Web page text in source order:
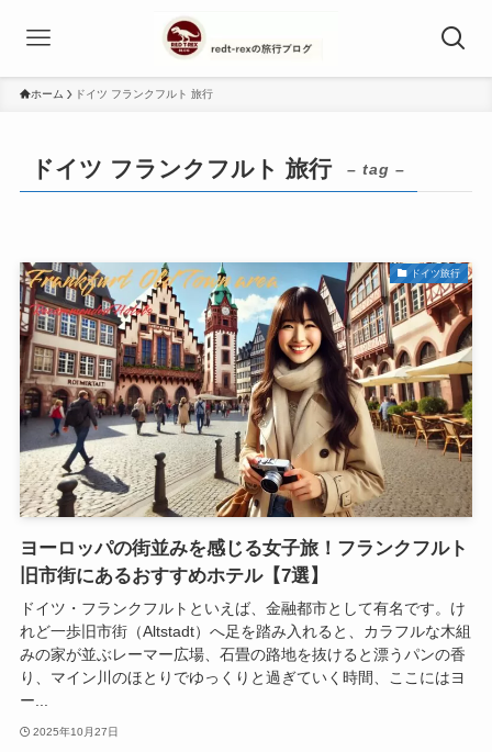
ホーム ドイツ フランクフルト 旅行
ドイツ フランクフルト 旅行 – tag –
ドイツ旅行
ヨーロッパの街並みを感じる女子旅！フランクフルト
旧市街にあるおすすめホテル【7選】
ドイツ・フランクフルトといえば、金融都市として有名です。け
れど一歩旧市街（Altstadt）へ足を踏み入れると、カラフルな木組
みの家が並ぶレーマー広場、石畳の路地を抜けると漂うパンの香
り、マイン川のほとりでゆっくりと過ぎていく時間、ここにはヨ
ー...
2025年10月27日